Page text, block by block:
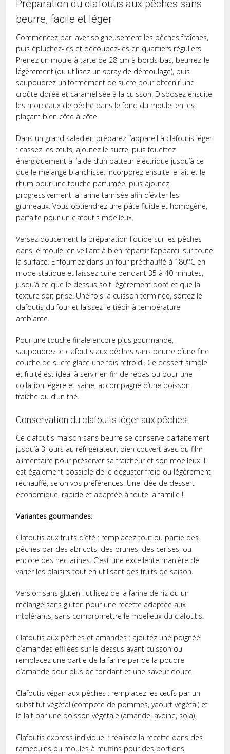
Préparation du clafoutis aux pêches sans
beurre, facile et léger
Commencez par laver soigneusement les pêches fraîches,
puis épluchez-les et découpez-les en quartiers réguliers.
Prenez un moule à tarte de 28 cm à bords bas, beurrez-le
légèrement (ou utilisez un spray de démoulage), puis
saupoudrez uniformément de sucre pour obtenir une
croûte dorée et caramélisée à la cuisson. Disposez ensuite
les morceaux de pêche dans le fond du moule, en les
plaçant bien côte à côte.
Dans un grand saladier, préparez l’appareil à clafoutis léger
: cassez les œufs, ajoutez le sucre, puis fouettez
énergiquement à l’aide d’un batteur électrique jusqu’à ce
que le mélange blanchisse. Incorporez ensuite le lait et le
rhum pour une touche parfumée, puis ajoutez
progressivement la farine tamisée afin d’éviter les
grumeaux. Vous obtiendrez une pâte fluide et homogène,
parfaite pour un clafoutis moelleux.
Versez doucement la préparation liquide sur les pêches
dans le moule, en veillant à bien répartir l’appareil sur toute
la surface. Enfournez dans un four préchauffé à 180°C en
mode statique et laissez cuire pendant 35 à 40 minutes,
jusqu’à ce que le dessus soit légèrement doré et que la
texture soit prise. Une fois la cuisson terminée, sortez le
clafoutis du four et laissez-le tiédir à température
ambiante.
Pour une touche finale encore plus gourmande,
saupoudrez le clafoutis aux pêches sans beurre d’une fine
couche de sucre glace une fois refroidi. Ce dessert simple
et fruité est idéal à servir en fin de repas ou pour une
collation légère et saine, accompagné d’une boisson
fraîche ou d’un thé.
Conservation du clafoutis léger aux pêches:
Ce clafoutis maison sans beurre se conserve parfaitement
jusqu’à 3 jours au réfrigérateur, bien couvert avec du film
alimentaire pour préserver sa fraîcheur et son moelleux. Il
est également possible de le déguster froid ou légèrement
réchauffé, selon vos préférences. Une idée de dessert
économique, rapide et adaptée à toute la famille !
Variantes gourmandes:
Clafoutis aux fruits d’été : remplacez tout ou partie des
pêches par des abricots, des prunes, des cerises, ou
encore des nectarines. C’est une excellente manière de
varier les plaisirs tout en utilisant des fruits de saison.
Version sans gluten : utilisez de la farine de riz ou un
mélange sans gluten pour une recette adaptée aux
intolérants, sans compromettre le moelleux du clafoutis.
Clafoutis aux pêches et amandes : ajoutez une poignée
d’amandes effilées sur le dessus avant cuisson ou
remplacez une partie de la farine par de la poudre
d’amande pour plus de fondant et une saveur douce.
Clafoutis végan aux pêches : remplacez les œufs par un
substitut végétal (compote de pommes, yaourt végétal) et
le lait par une boisson végétale (amande, avoine, soja).
Clafoutis express individuel : réalisez la recette dans des
ramequins ou moules à muffins pour des portions